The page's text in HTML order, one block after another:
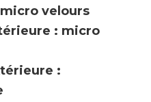
velours
: micro
: